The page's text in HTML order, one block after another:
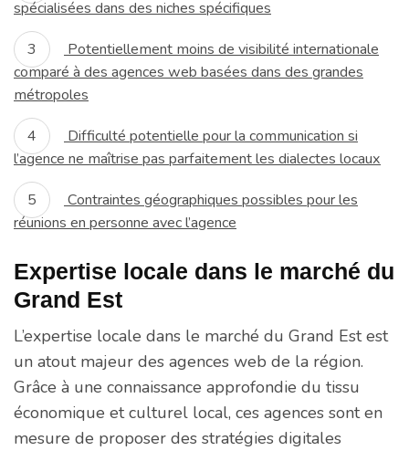
spécialisées dans des niches spécifiques
Potentiellement moins de visibilité internationale
comparé à des agences web basées dans des grandes
métropoles
Difficulté potentielle pour la communication si
l’agence ne maîtrise pas parfaitement les dialectes locaux
Contraintes géographiques possibles pour les
réunions en personne avec l’agence
Expertise locale dans le marché du
Grand Est
L’expertise locale dans le marché du Grand Est est
un atout majeur des agences web de la région.
Grâce à une connaissance approfondie du tissu
économique et culturel local, ces agences sont en
mesure de proposer des stratégies digitales